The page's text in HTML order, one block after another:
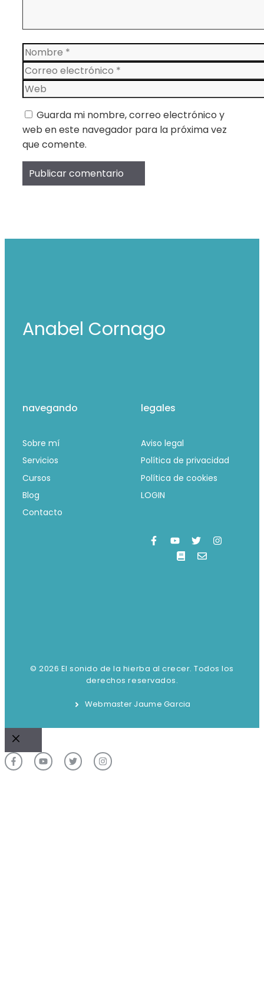
Nombre
Correo
electrónico
Web
Guarda mi nombre, correo electrónico y
web en este navegador para la próxima vez
que comente.
Anabel Cornago
navegando
Sobre mí
Servicios
Cursos
Blog
Contacto
legales
Aviso legal
Política de privacidad
Política de cookies
LOGIN
© 2026 El sonido de la hierba al crecer. Todos los
derechos reservados.
Webmaster Jaume Garcia
Cerrar